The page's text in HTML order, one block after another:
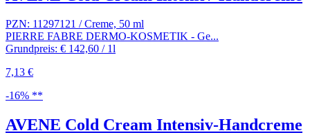
PZN: 11297121 / Creme, 50 ml
PIERRE FABRE DERMO-KOSMETIK - Ge...
Grundpreis: € 142,60 / 1l
7,13 €
-16% **
AVENE Cold Cream Intensiv-Handcreme